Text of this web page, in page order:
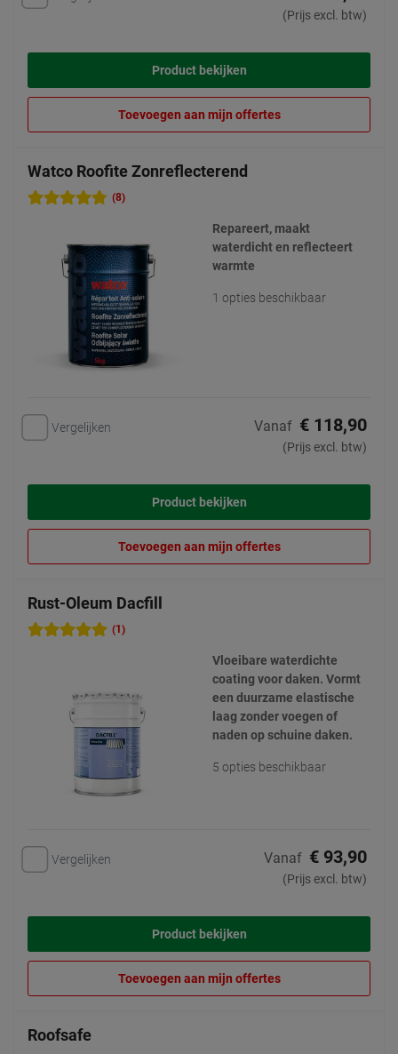
(Prijs excl. btw)
Product bekijken
Toevoegen aan mijn offertes
Watco Roofite Zonreflecterend
(8)
Repareert, maakt
waterdicht en reflecteert
warmte
1 opties beschikbaar
Vergelijken Vanaf € 118,90
(Prijs excl. btw)
Product bekijken
Toevoegen aan mijn offertes
Rust-Oleum Dacfill
(1)
Vloeibare waterdichte
coating voor daken. Vormt
een duurzame elastische
laag zonder voegen of
naden op schuine daken.
5 opties beschikbaar
Vergelijken Vanaf € 93,90
(Prijs excl. btw)
Product bekijken
Toevoegen aan mijn offertes
Roofsafe